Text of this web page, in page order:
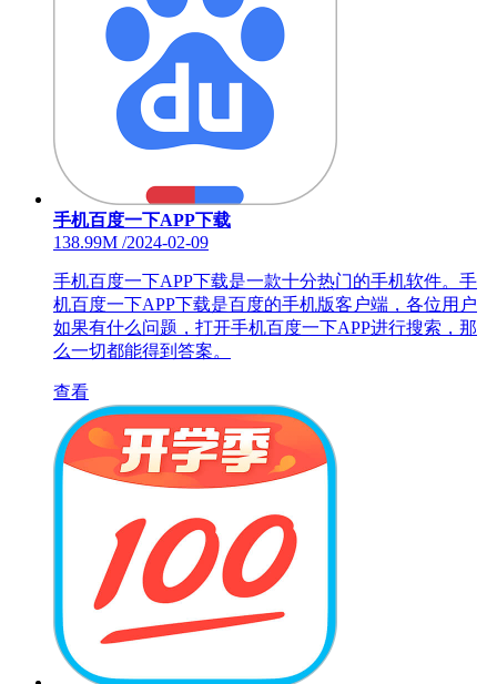
手机百度一下APP下载
138.99M /2024-02-09
手机百度一下APP下载是一款十分热门的手机软件。手
机百度一下APP下载是百度的手机版客户端，各位用户
如果有什么问题，打开手机百度一下APP进行搜索，那
么一切都能得到答案。
查看